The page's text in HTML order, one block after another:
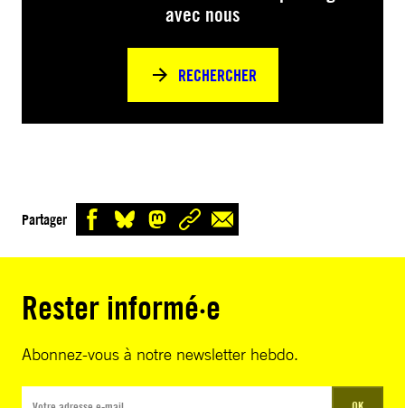
avec nous
RECHERCHER
Partager
Rester informé·e
Abonnez-vous à notre newsletter hebdo.